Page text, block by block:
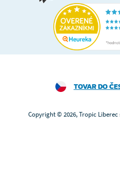
TOVAR DO
Copyright © 2026, Tropic